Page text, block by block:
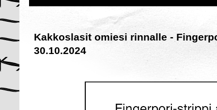
Kakkoslasit omiesi rinnalle -
30.10.2024